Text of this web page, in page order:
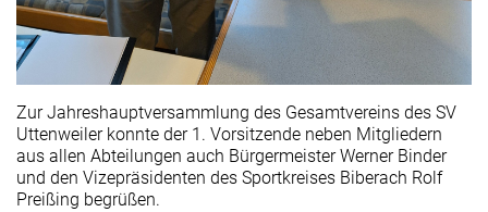
Zur Jahreshauptversammlung des Gesamtvereins des SV
Uttenweiler konnte der 1. Vorsitzende neben Mitgliedern
aus allen Abteilungen auch Bürgermeister Werner Binder
und den Vizepräsidenten des Sportkreises Biberach Rolf
Preißing begrüßen.